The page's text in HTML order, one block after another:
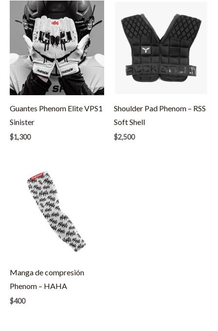
Guantes Phenom Elite VPS1
Sinister
$1,300
Shoulder Pad Phenom – RSS
Soft Shell
$2,500
Manga de compresión
Phenom – HAHA
$400